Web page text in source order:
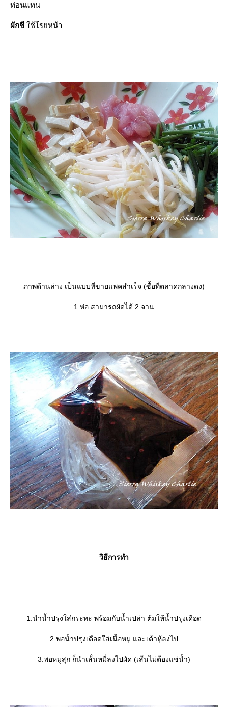
ท่อนแทน
ผักชีช้โรยหน้า
ภาพด้านล่าง เป็นแบบที่ขายแพคสำเร็จ (ซื้อที่ตลาดกลางดง)
1 ห่อ สามารถผัดได้ 2 จาน
วิธีการทำ
1.นำน้ำปรุงใส่กระทะ พร้อมกับน้ำเปล่า ต้มให้น้ำปรุงเดือด
2.พอน้ำปรุงเดือดใส่เนื้อหมู และเต้าหู้ลงไป
3.พอหมูสุก ก็นำเส้่นหมี่ลงไปผัด (เส้นไม่ต้องแช่น้ำ)